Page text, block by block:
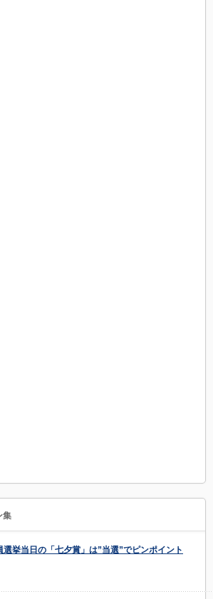
集
選挙当日の「七夕賞」は”当選”でピンポイント